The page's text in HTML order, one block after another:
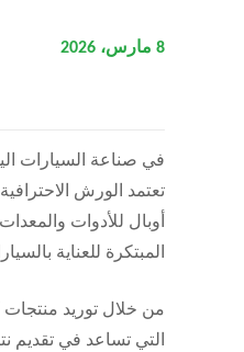
8 مارس، 2026
في صناعة السيارات
تعتمد الورش
أوبال للأدوات
المبتكرة للعناية
من خلال توريد منتجات
التي تساعد في تقديم